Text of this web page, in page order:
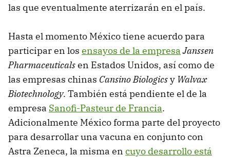
las que eventualmente aterrizarán en el país.
Hasta el momento México tiene acuerdo para
participar en los ensayos de la empresa Janssen
Pharmaceuticalsen Estados Unidos, así como de
las empresas chinas Cansino Biologicsy Walvax
Biotechnology. También está pendiente el de la
empresa Sanofi-Pasteur de Francia.
Adicionalmente México forma parte del proyecto
para desarrollar una vacuna en conjunto con
Astra Zeneca, la misma en cuyo desarrollo está